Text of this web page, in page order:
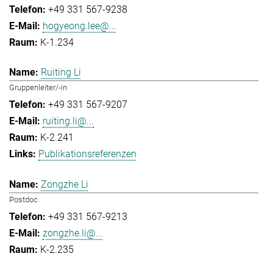
+49 331 567-9238
hogyeong.lee@...
K-1.234
Ruiting Li
Gruppenleiter/-in
+49 331 567-9207
ruiting.li@...
K-2.241
Publikationsreferenzen
Zongzhe Li
Postdoc
+49 331 567-9213
zongzhe.li@...
K-2.235